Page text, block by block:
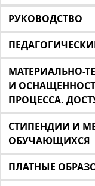
РУКОВОДСТВО
МАТЕРИАЛЬНО-
И
ПРОЦЕССА.
СТИПЕНДИИ И
ОБУЧАЮЩИХСЯ
ПЛАТНЫЕ